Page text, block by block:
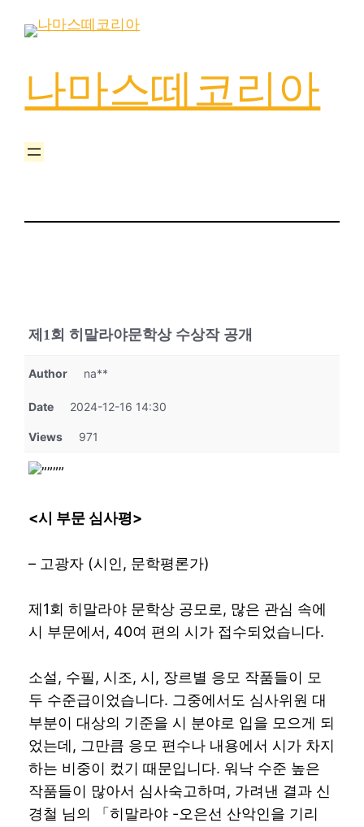
나마스떼코리아
제1회 히말라야문학상 수상작 공개
Author na**
Date 2024-12-16 14:30
Views 971
<시 부문 심사평>
– 고광자 (시인, 문학평론가)
제1회 히말라야 문학상 공모로, 많은 관심 속에
시 부문에서, 40여 편의 시가 접수되었습니다.
소설, 수필, 시조, 시, 장르별 응모 작품들이 모
두 수준급이었습니다. 그중에서도 심사위원 대
부분이 대상의 기준을 시 분야로 입을 모으게 되
었는데, 그만큼 응모 편수나 내용에서 시가 차지
하는 비중이 컸기 때문입니다. 워낙 수준 높은
작품들이 많아서 심사숙고하며, 가려낸 결과 신
경철 님의 「히말라야 -오은선 산악인을 기리